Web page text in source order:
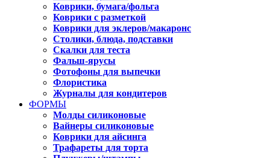
Коврики, бумага/фольга
Коврики с разметкой
Коврики для эклеров/макаронс
Столики, блюда, подставки
Скалки для теста
Фальш-ярусы
Фотофоны для выпечки
Флористика
Журналы для кондитеров
ФОРМЫ
Молды силиконовые
Вайнеры силиконовые
Коврики для айсинга
Трафареты для торта